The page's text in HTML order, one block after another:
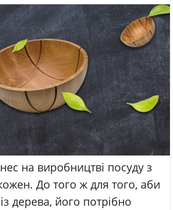
на виробництві посуду з
До того ж для того, аби
дерева, його потрібно